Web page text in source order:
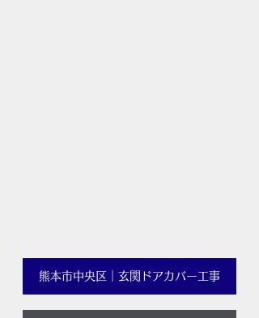
熊本市中央区｜玄関ドアカバー工事